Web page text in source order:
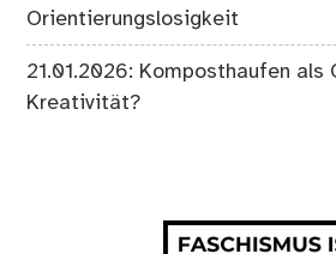
Orientierungslosigkeit
21.01.2026: Komposthaufen als
Kreativität?